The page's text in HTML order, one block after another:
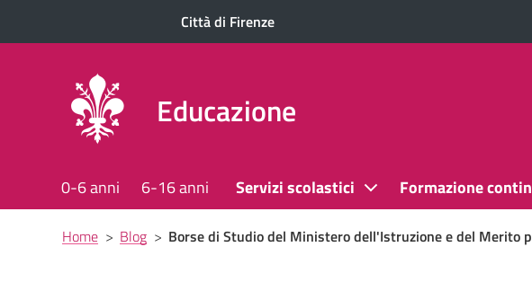
Città di Firenze
Educazione
0-6 anni 6-16 anni Servizi scolastici Formazione
Briciole
di
Home> Blog> Borse di Studio del Ministero dell'Istruzione e del Merito